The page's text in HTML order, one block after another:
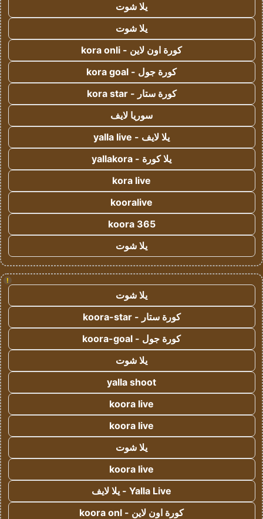
يلا شوت
يلا شوت
كورة اون لاين - kora onli
كورة جول - kora goal
كورة ستار - kora star
سوريا لايف
يلا لايف - yalla live
يلا كورة - yallakora
kora live
kooralive
koora 365
يلا شوت
!
يلا شوت
كورة ستار - koora-star
كورة جول - koora-goal
يلا شوت
yalla shoot
koora live
koora live
يلا شوت
koora live
Yalla Live - يلا لايف
كورة اون لاين - koora onl